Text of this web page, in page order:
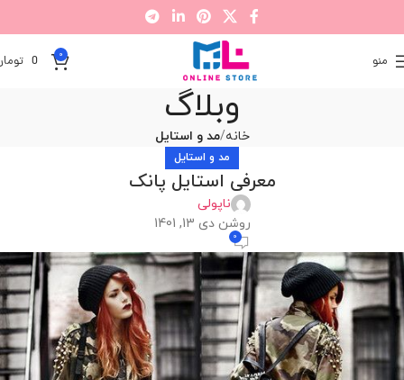
منو 0
0
وبلاگ
خانه مد و استایل
مد و استایل
معرفی استایل پانک
ناپولی
روشن دی 13, 1401
0